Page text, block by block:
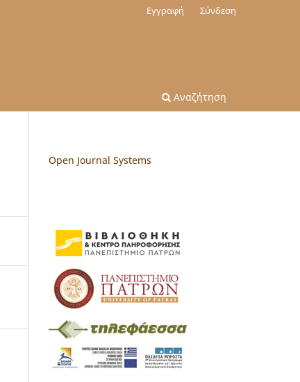
Αναζήτηση
Εγγραφή Σύνδεση
Open Journal Systems